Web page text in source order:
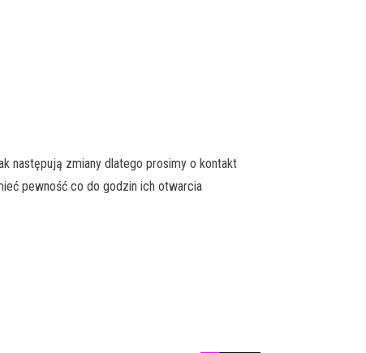
następują zmiany dlatego prosimy o kontakt
pewność co do godzin ich otwarcia